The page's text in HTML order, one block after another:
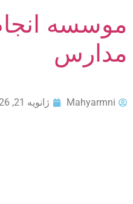
موسسه
مدارس
Mahyarmni ژانویه 21, 2026